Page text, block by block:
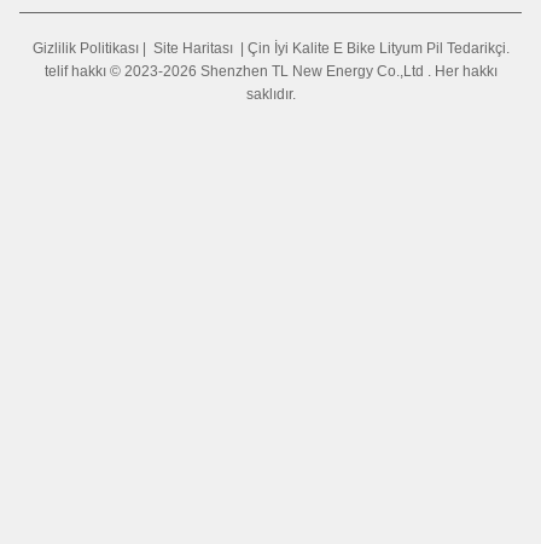
Gizlilik Politikası| Site Haritası| Çin İyi Kalite E Bike Lityum Pil Tedarikçi.
telif hakkı © 2023-2026 Shenzhen TL New Energy Co.,Ltd . Her hakkı
saklıdır.